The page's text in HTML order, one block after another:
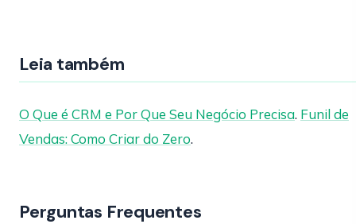
Leia também
O Que é CRM e Por Que Seu Negócio Precisa. Funil de
Vendas: Como Criar do Zero.
Perguntas Frequentes